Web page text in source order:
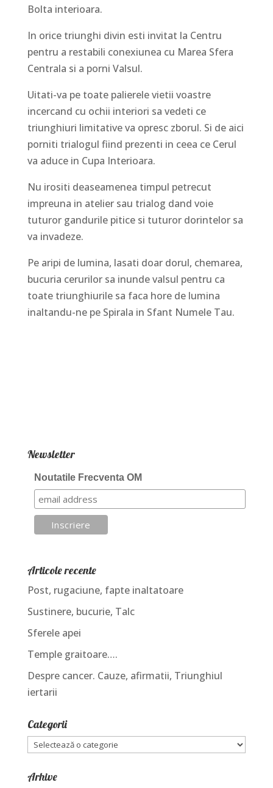
Bolta interioara.
In orice triunghi divin esti invitat la Centru
pentru a restabili conexiunea cu Marea Sfera
Centrala si a porni Valsul.
Uitati-va pe toate palierele vietii voastre
incercand cu ochii interiori sa vedeti ce
triunghiuri limitative va opresc zborul. Si de aici
porniti trialogul fiind prezenti in ceea ce Cerul
va aduce in Cupa Interioara.
Nu irositi deaseamenea timpul petrecut
impreuna in atelier sau trialog dand voie
tuturor gandurile pitice si tuturor dorintelor sa
va invadeze.
Pe aripi de lumina, lasati doar dorul, chemarea,
bucuria cerurilor sa inunde valsul pentru ca
toate triunghiurile sa faca hore de lumina
inaltandu-ne pe Spirala in Sfant Numele Tau.
Newsletter
Noutatile Frecventa OM
Articole recente
Post, rugaciune, fapte inaltatoare
Sustinere, bucurie, Talc
Sferele apei
Temple graitoare….
Despre cancer. Cauze, afirmatii, Triunghiul
iertarii
Categorii
Categorii
Arhive